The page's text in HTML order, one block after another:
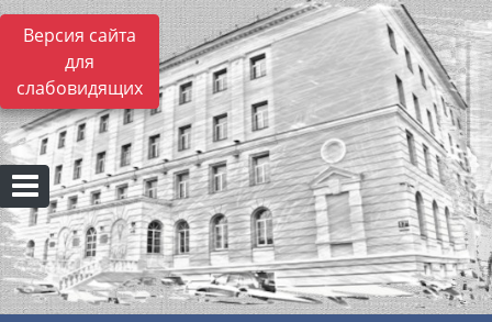
Версия сайта
для
слабовидящих